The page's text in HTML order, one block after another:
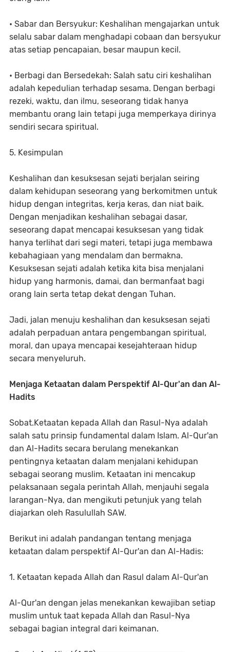
• Sabar dan Bersyukur: Keshalihan mengajarkan untuk
selalu sabar dalam menghadapi cobaan dan bersyukur
atas setiap pencapaian, besar maupun kecil.
• Berbagi dan Bersedekah: Salah satu ciri keshalihan
adalah kepedulian terhadap sesama. Dengan berbagi
rezeki, waktu, dan ilmu, seseorang tidak hanya
membantu orang lain tetapi juga memperkaya dirinya
sendiri secara spiritual.
5. Kesimpulan
Keshalihan dan kesuksesan sejati berjalan seiring
dalam kehidupan seseorang yang berkomitmen untuk
hidup dengan integritas, kerja keras, dan niat baik.
Dengan menjadikan keshalihan sebagai dasar,
seseorang dapat mencapai kesuksesan yang tidak
hanya terlihat dari segi materi, tetapi juga membawa
kebahagiaan yang mendalam dan bermakna.
Kesuksesan sejati adalah ketika kita bisa menjalani
hidup yang harmonis, damai, dan bermanfaat bagi
orang lain serta tetap dekat dengan Tuhan.
Jadi, jalan menuju keshalihan dan kesuksesan sejati
adalah perpaduan antara pengembangan spiritual,
moral, dan upaya mencapai kesejahteraan hidup
secara menyeluruh.
Menjaga Ketaatan dalam Perspektif Al-Qur'an dan Al-
Hadits
Sobat.Ketaatan kepada Allah dan Rasul-Nya adalah
salah satu prinsip fundamental dalam Islam. Al-Qur'an
dan Al-Hadits secara berulang menekankan
pentingnya ketaatan dalam menjalani kehidupan
sebagai seorang muslim. Ketaatan ini mencakup
pelaksanaan segala perintah Allah, menjauhi segala
larangan-Nya, dan mengikuti petunjuk yang telah
diajarkan oleh Rasulullah SAW.
Berikut ini adalah pandangan tentang menjaga
ketaatan dalam perspektif Al-Qur'an dan Al-Hadis:
1. Ketaatan kepada Allah dan Rasul dalam Al-Qur'an
Al-Qur'an dengan jelas menekankan kewajiban setiap
muslim untuk taat kepada Allah dan Rasul-Nya
sebagai bagian integral dari keimanan.